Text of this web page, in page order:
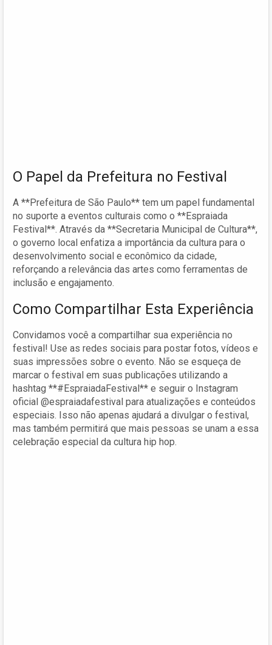
O Papel da Prefeitura no Festival
A **Prefeitura de São Paulo** tem um papel fundamental
no suporte a eventos culturais como o **Espraiada
Festival**. Através da **Secretaria Municipal de Cultura**,
o governo local enfatiza a importância da cultura para o
desenvolvimento social e econômico da cidade,
reforçando a relevância das artes como ferramentas de
inclusão e engajamento.
Como Compartilhar Esta Experiência
Convidamos você a compartilhar sua experiência no
festival! Use as redes sociais para postar fotos, vídeos e
suas impressões sobre o evento. Não se esqueça de
marcar o festival em suas publicações utilizando a
hashtag **#EspraiadaFestival** e seguir o Instagram
oficial @espraiadafestival para atualizações e conteúdos
especiais. Isso não apenas ajudará a divulgar o festival,
mas também permitirá que mais pessoas se unam a essa
celebração especial da cultura hip hop.